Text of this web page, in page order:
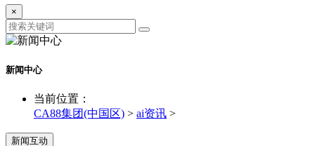
×
新闻中心
当前位置：
CA88集团(中国区) > ai资讯 >
新闻互动